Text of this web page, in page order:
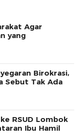
Agar
yang
Birokrasi,
Sebut Tak Ada
RSUD Lombok
Ibu Hamil